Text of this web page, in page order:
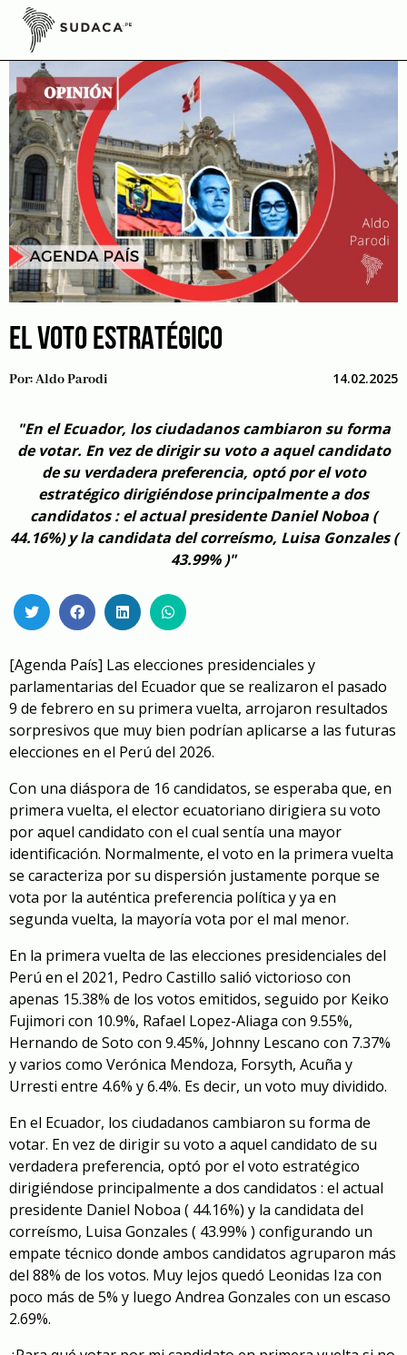
Skip
content
EL VOTO ESTRATÉGICO
Por:Aldo Parodi 14.02.2025
"En el Ecuador, los ciudadanos cambiaron su forma
de votar. En vez de dirigir su voto a aquel candidato
de su verdadera preferencia, optó por el voto
estratégico dirigiéndose principalmente a dos
candidatos : el actual presidente Daniel Noboa (
44.16%) y la candidata del correísmo, Luisa Gonzales (
43.99% )"
[Agenda País] Las elecciones presidenciales y
parlamentarias del Ecuador que se realizaron el pasado
9 de febrero en su primera vuelta, arrojaron resultados
sorpresivos que muy bien podrían aplicarse a las futuras
elecciones en el Perú del 2026.
Con una diáspora de 16 candidatos, se esperaba que, en
primera vuelta, el elector ecuatoriano dirigiera su voto
por aquel candidato con el cual sentía una mayor
identificación. Normalmente, el voto en la primera vuelta
se caracteriza por su dispersión justamente porque se
vota por la auténtica preferencia política y ya en
segunda vuelta, la mayoría vota por el mal menor.
En la primera vuelta de las elecciones presidenciales del
Perú en el 2021, Pedro Castillo salió victorioso con
apenas 15.38% de los votos emitidos, seguido por Keiko
Fujimori con 10.9%, Rafael Lopez-Aliaga con 9.55%,
Hernando de Soto con 9.45%, Johnny Lescano con 7.37%
y varios como Verónica Mendoza, Forsyth, Acuña y
Urresti entre 4.6% y 6.4%. Es decir, un voto muy dividido.
En el Ecuador, los ciudadanos cambiaron su forma de
votar. En vez de dirigir su voto a aquel candidato de su
verdadera preferencia, optó por el voto estratégico
dirigiéndose principalmente a dos candidatos : el actual
presidente Daniel Noboa ( 44.16%) y la candidata del
correísmo, Luisa Gonzales ( 43.99% ) configurando un
empate técnico donde ambos candidatos agruparon más
del 88% de los votos. Muy lejos quedó Leonidas Iza con
poco más de 5% y luego Andrea Gonzales con un escaso
2.69%.